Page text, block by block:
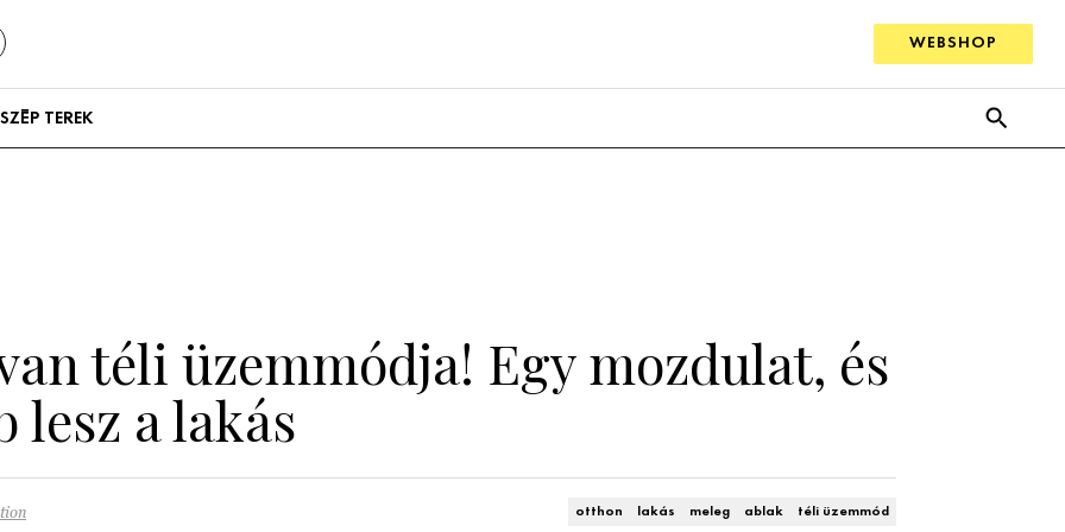
WEBSHOP
SZÉP TEREK
téli üzemmódja! Egy mozdulat, és
lesz a lakás
otthon lakás meleg ablak téli üzemmód